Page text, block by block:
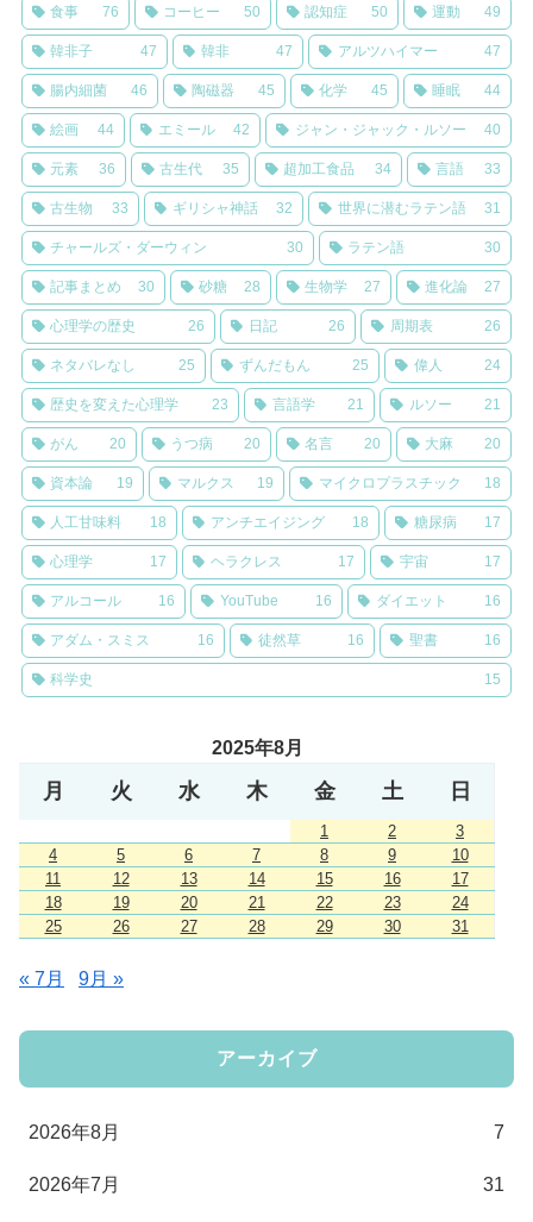
食事 76 コーヒー 50 認知症 50 運動 49
韓非子 47 韓非 47 アルツハイマー 47
腸内細菌 46 陶磁器 45 化学 45 睡眠 44
絵画 44 エミール 42 ジャン・ジャック・ルソー 40
元素 36 古生代 35 超加工食品 34 言語 33
古生物 33 ギリシャ神話 32 世界に潜むラテン語 31
チャールズ・ダーウィン 30 ラテン語 30
記事まとめ 30 砂糖 28 生物学 27 進化論 27
心理学の歴史 26 日記 26 周期表 26
ネタバレなし 25 ずんだもん 25 偉人 24
歴史を変えた心理学 23 言語学 21 ルソー 21
がん 20 うつ病 20 名言 20 大麻 20
資本論 19 マルクス 19 マイクロプラスチック 18
人工甘味料 18 アンチエイジング 18 糖尿病 17
心理学 17 ヘラクレス 17 宇宙 17
アルコール 16 YouTube 16 ダイエット 16
アダム・スミス 16 徒然草 16 聖書 16
科学史 15
2025年8月
月 火 水 木 金 土 日
1 2
3
4
5 6 7 8 9
10
11
12 13 14 15 16
17
18
19 20 21 22 23
24
25
26 27 28 29 30 31
« 7月 9月 »
アーカイブ
2026年8月 7
2026年7月 31